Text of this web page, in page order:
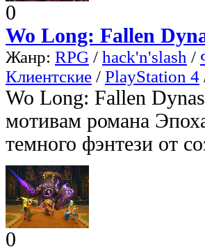
0
Wo Long: Fallen
Жанр: RPG / hack'n'slash /
Клиентские / PlayStation 4
Wo Long: Fallen
мотивам романа
темного фэнтези от
0